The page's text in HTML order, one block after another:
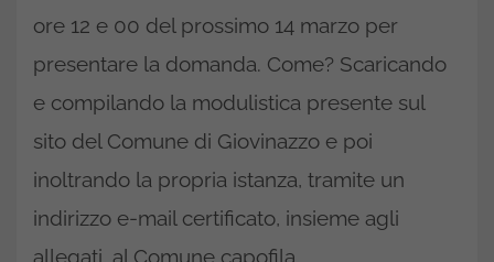
ore 12 e 00 del prossimo 14 marzo per
presentare la domanda. Come? Scaricando
e compilando la modulistica presente sul
sito del Comune di Giovinazzo e poi
inoltrando la propria istanza, tramite un
indirizzo e-mail certificato, insieme agli
allegati, al Comune capofila.